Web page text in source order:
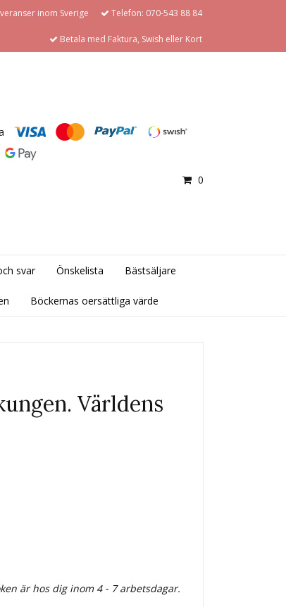
inom Sverige Telefon: 070-543 88 84
Betala med Faktura, Swish eller Kort
0
svar Önskelista Bästsäljare
Böckernas oersättliga värde
Världens
är hos dig inom 4 - 7 arbetsdagar.